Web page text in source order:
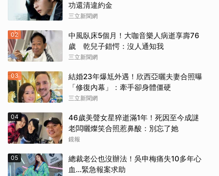
功還清違約金
三立新聞網
02
中風臥床5個月！大咖音樂人病逝享壽76
歲 乾兒子錯愕：沒人通知我
三立新聞網
03
結婚23年爆尪外遇！欣西亞曬夫妻合照曝
「修復內幕」：牽手卻身體僵硬
三立新聞網
04
46歲美聲女星猝逝滿1年！死因至今成謎
老闆曬燦笑合照惹鼻酸：別忘了她
鏡報
05
總裁老公也沒辦法！吳申梅痛失10多年心
血...緊急報案求助